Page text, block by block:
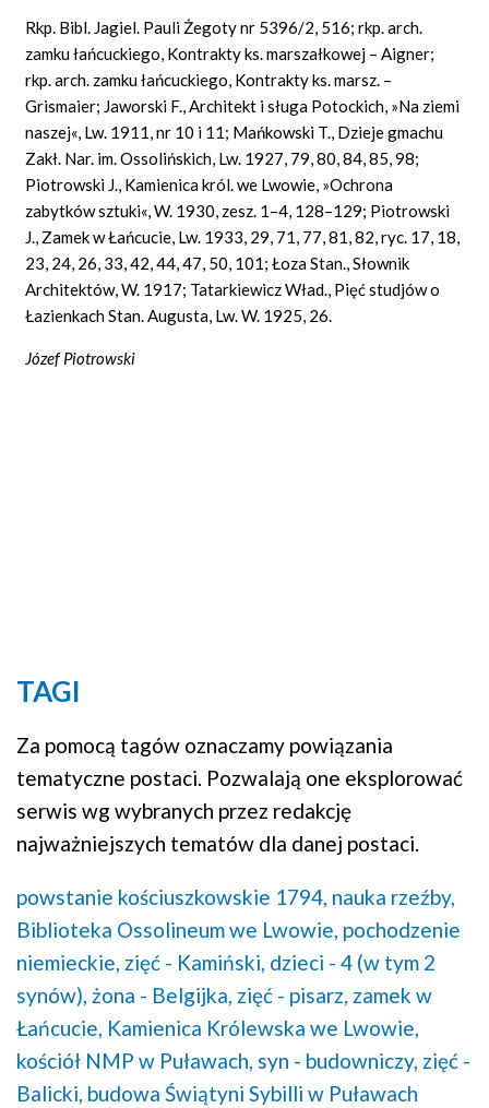
Rkp. Bibl. Jagiel. Pauli Żegoty nr 5396/2, 516; rkp. arch.
zamku łańcuckiego, Kontrakty ks. marszałkowej – Aigner;
rkp. arch. zamku łańcuckiego, Kontrakty ks. marsz. –
Grismaier; Jaworski F., Architekt i sługa Potockich, »Na ziemi
naszej«, Lw. 1911, nr 10 i 11; Mańkowski T., Dzieje gmachu
Zakł. Nar. im. Ossolińskich, Lw. 1927, 79, 80, 84, 85, 98;
Piotrowski J., Kamienica król. we Lwowie, »Ochrona
zabytków sztuki«, W. 1930, zesz. 1–4, 128–129; Piotrowski
J., Zamek w Łańcucie, Lw. 1933, 29, 71, 77, 81, 82, ryc. 17, 18,
23, 24, 26, 33, 42, 44, 47, 50, 101; Łoza Stan., Słownik
Architektów, W. 1917; Tatarkiewicz Wład., Pięć studjów o
Łazienkach Stan. Augusta, Lw. W. 1925, 26.
Józef Piotrowski
TAGI
Za pomocą tagów oznaczamy powiązania
tematyczne postaci. Pozwalają one eksplorować
serwis wg wybranych przez redakcję
najważniejszych tematów dla danej postaci.
powstanie kościuszkowskie 1794, nauka rzeźby,
Biblioteka Ossolineum we Lwowie, pochodzenie
niemieckie, zięć - Kamiński, dzieci - 4 (w tym 2
synów), żona - Belgijka, zięć - pisarz, zamek w
Łańcucie, Kamienica Królewska we Lwowie,
kościół NMP w Puławach, syn - budowniczy, zięć -
Balicki, budowa Świątyni Sybilli w Puławach